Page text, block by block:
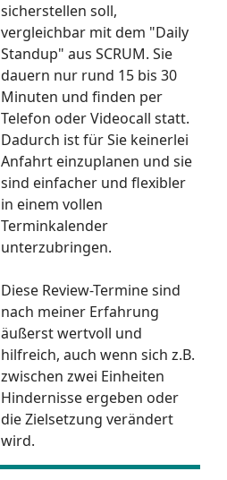
sicherstellen soll,
vergleichbar mit dem "Daily
Standup" aus SCRUM. Sie
dauern nur rund 15 bis 30
Minuten und finden per
Telefon oder Videocall statt.
Dadurch ist für Sie keinerlei
Anfahrt einzuplanen und sie
sind einfacher und flexibler
in einem vollen
Terminkalender
unterzubringen.
Diese Review-Termine sind
nach meiner Erfahrung
äußerst wertvoll und
hilfreich, auch wenn sich z.B.
zwischen zwei Einheiten
Hindernisse ergeben oder
die Zielsetzung verändert
wird.